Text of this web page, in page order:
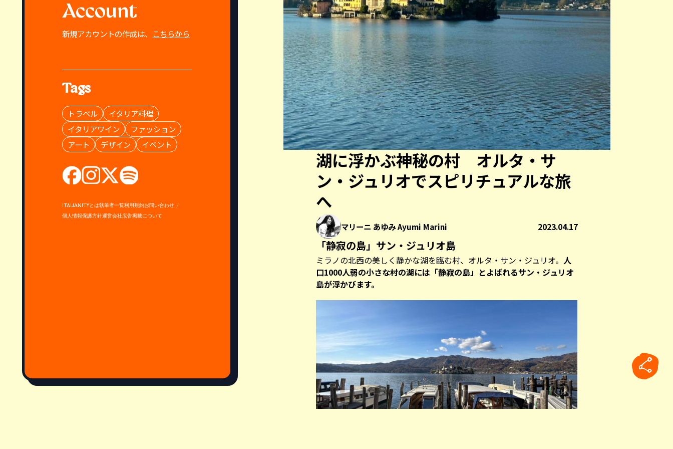
Account
新規アカウントの作成は、 こちらから
Tags
トラベル
イタリア料理
イタリアワイン
ファッション
アート
デザイン イベント
ITALIANITYとは執筆者一覧利用規約お問い合わせ
個人情報保護方針運営会社広告掲載について
湖に浮かぶ神秘の村 オルタ・サ
ン・ジュリオでスピリチュアルな旅
へ
マリーニ あゆみ Ayumi Marini 2023.04.17
「静寂の島」サン・ジュリオ島
ミラノの北西の美しく静かな湖を臨む村、オルタ・サン・ジュリオ。人
口1000人弱の小さな村の湖には「静寂の島」とよばれるサン・ジュリオ
島が浮かびます。